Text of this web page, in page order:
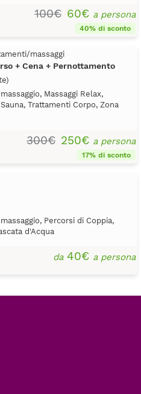
100€ 60€ a persona
40% di sconto
massaggi
+ Cena + Pernottamento
Massaggi Relax,
Trattamenti Corpo, Zona
300€ 250€ a persona
17% di sconto
Percorsi di Coppia,
d'Acqua
da40€ a persona